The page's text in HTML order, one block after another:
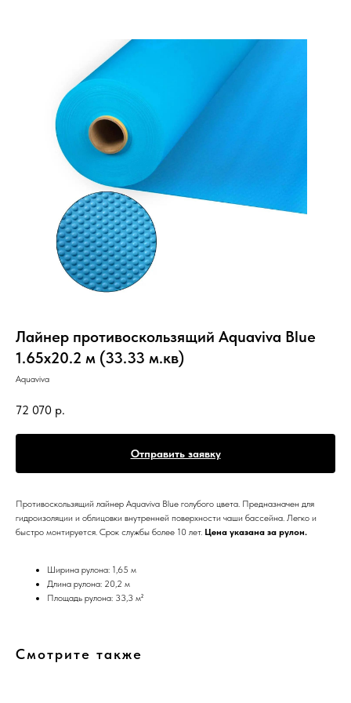
Лайнер противоскользящий Aquaviva Blue
1.65x20.2 м (33.33 м.кв)
Aquaviva
72 070 р.
Отправить заявку
Противоскользящий лайнер Aquaviva Blue голубого цвета. Предназначен для
гидроизоляции и облицовки внутренней поверхности чаши бассейна. Легко и
быстро монтируется. Срок службы более 10 лет. Цена указана за рулон.
Ширина рулона: 1,65 м
Длина рулона: 20,2 м
Площадь рулона: 33,3 м²
Смотрите также